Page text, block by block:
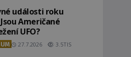
události roku
Jsou Američané
UFO?
27.7.2026 3.5TIS